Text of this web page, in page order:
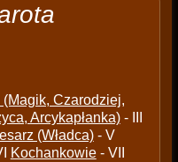
(Magik, Czarodziej,
Arcykapłanka)- III
(Władca)- V
Kochankowie- VII